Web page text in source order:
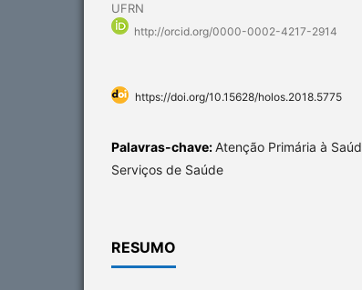
UFRN
http://orcid.org/0000-0002-4217-2914
https://doi.org/10.15628/holos.2018.5775
Palavras-chave:Atenção Primária à
Serviços de Saúde
RESUMO